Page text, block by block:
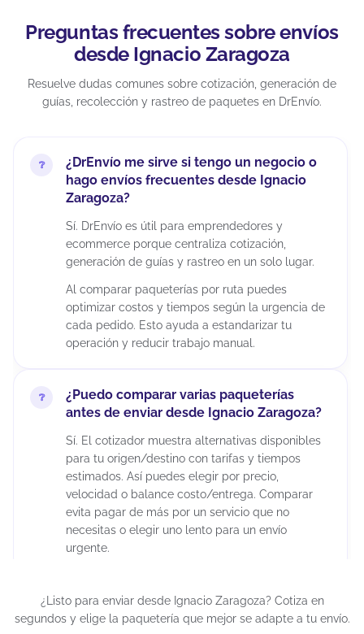
Preguntas frecuentes sobre envíos
desde Ignacio Zaragoza
Resuelve dudas comunes sobre cotización, generación de
guías, recolección y rastreo de paquetes en DrEnvío.
¿DrEnvío me sirve si tengo un negocio o
hago envíos frecuentes desde Ignacio
Zaragoza?
Sí. DrEnvío es útil para emprendedores y
ecommerce porque centraliza cotización,
generación de guías y rastreo en un solo lugar.
Al comparar paqueterías por ruta puedes
optimizar costos y tiempos según la urgencia de
cada pedido. Esto ayuda a estandarizar tu
operación y reducir trabajo manual.
¿Puedo comparar varias paqueterías
antes de enviar desde Ignacio Zaragoza?
Sí. El cotizador muestra alternativas disponibles
para tu origen/destino con tarifas y tiempos
estimados. Así puedes elegir por precio,
velocidad o balance costo/entrega. Comparar
evita pagar de más por un servicio que no
necesitas o elegir uno lento para un envío
urgente.
¿Puedo cancelar un envío después de
generar la guía?
¿Listo para enviar desde Ignacio Zaragoza? Cotiza en
segundos y elige la paquetería que mejor se adapte a tu envío.